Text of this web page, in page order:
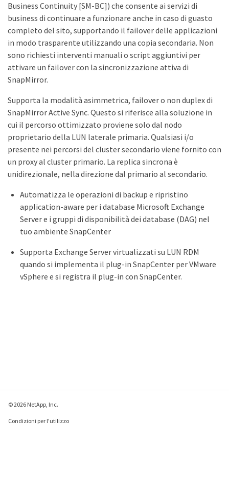
Business Continuity [SM-BC]) che consente ai servizi di
business di continuare a funzionare anche in caso di guasto
completo del sito, supportando il failover delle applicazioni
in modo trasparente utilizzando una copia secondaria. Non
sono richiesti interventi manuali o script aggiuntivi per
attivare un failover con la sincronizzazione attiva di
SnapMirror.
Supporta la modalità asimmetrica, failover o non duplex di
SnapMirror Active Sync. Questo si riferisce alla soluzione in
cui il percorso ottimizzato proviene solo dal nodo
proprietario della LUN laterale primaria. Qualsiasi i/o
presente nei percorsi del cluster secondario viene fornito con
un proxy al cluster primario. La replica sincrona è
unidirezionale, nella direzione dal primario al secondario.
Automatizza le operazioni di backup e ripristino
application-aware per i database Microsoft Exchange
Server e i gruppi di disponibilità dei database (DAG) nel
tuo ambiente SnapCenter
Supporta Exchange Server virtualizzati su LUN RDM
quando si implementa il plug-in SnapCenter per VMware
vSphere e si registra il plug-in con SnapCenter.
© 2026 NetApp, Inc.
Condizioni per l'utilizzo